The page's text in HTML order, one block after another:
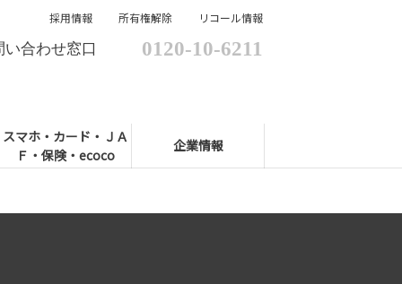
い合わせ窓口 0120-10-6211
スマホ・カード・ＪＡ
Ｆ・保険・ecoco
企業情報
採用情報 所有権解除 リコール情報